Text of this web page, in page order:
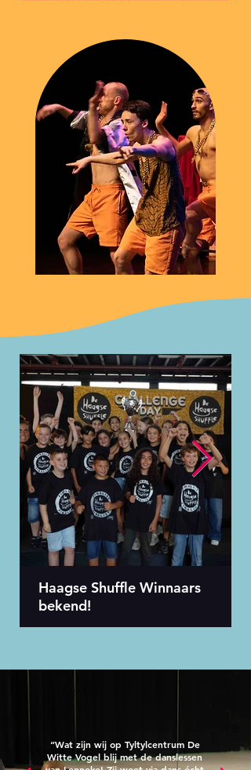
Haagse Shuffle Winnaars
bekend!
“Wat zijn wij op Tyltylcentrum De
Witte Vogel blij met de danslessen